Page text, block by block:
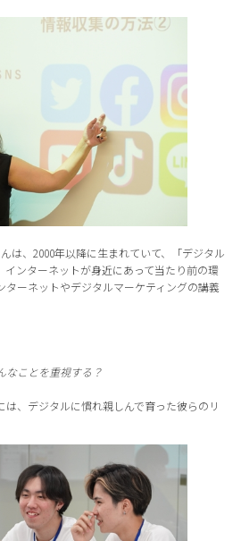
は、2000年以降に生まれていて、「デジタル
ンターネットが身近にあって当たり前の環
ーネットやデジタルマーケティングの講義
なことを重視する？
、デジタルに慣れ親しんで育った彼らのリ